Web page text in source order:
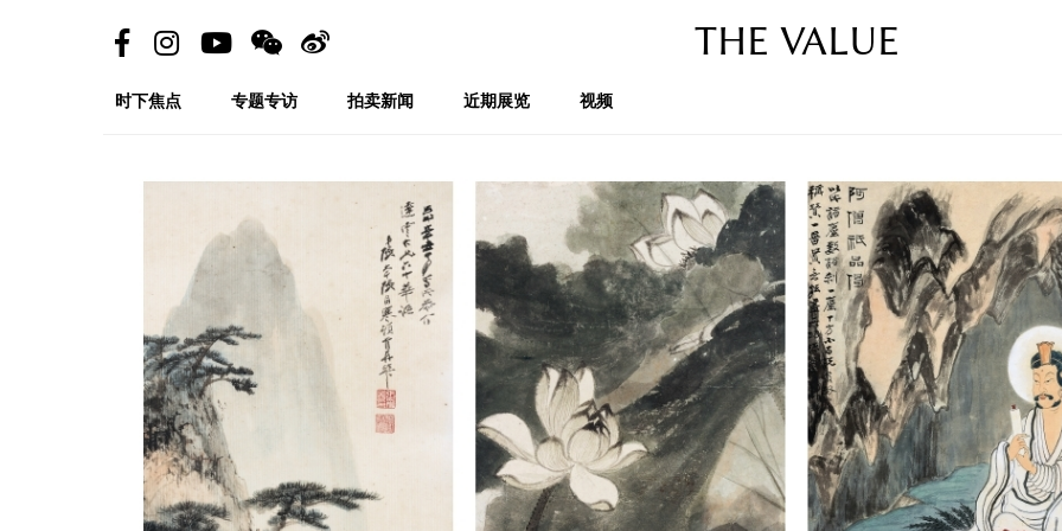
THE VALUE
时下焦点 专题专访 拍卖新闻 近期展览 视频